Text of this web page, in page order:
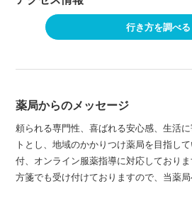
行き方を調べる
薬局からのメッセージ
頼られる専門性、喜ばれる安心感、生活
トとし、地域のかかりつけ薬局を目指し
付、オンライン服薬指導に対応しており
方箋でも受け付けておりますので、当薬局